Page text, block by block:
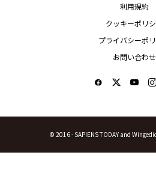
利用規約
クッキーポリ
プライバシーポ
お問い合わせ
© 2016 -SAPIENS TODAY and